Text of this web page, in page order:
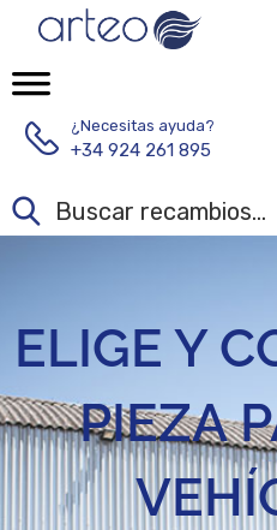
¿Necesitas ayuda?
+34 924 261 895
ELIGE Y
PIEZA